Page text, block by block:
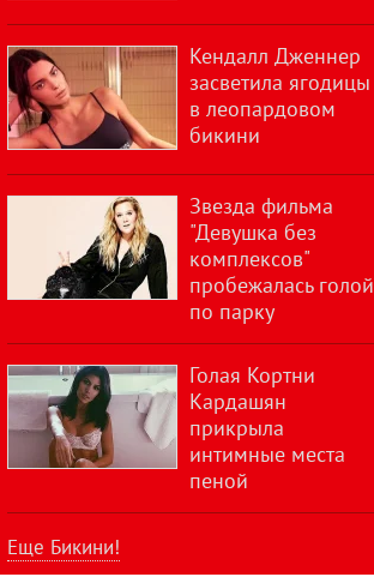
Кендалл Дженнер
засветила ягодицы
в леопардовом
бикини
Звезда фильма
"Девушка без
комплексов"
пробежалась голой
по парку
Голая Кортни
Кардашян
прикрыла
интимные места
пеной
Еще Бикини!